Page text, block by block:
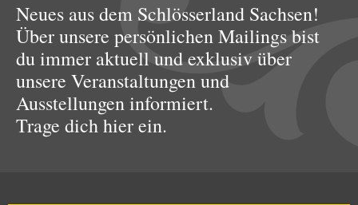
Neues aus dem Schlösserland Sachsen!
Über unsere persönlichen Mailings bist
du immer aktuell und exklusiv über
unsere Veranstaltungen und
Ausstellungen informiert.
Trage dich hier ein.